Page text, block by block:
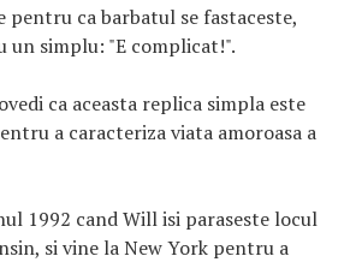
pentru ca barbatul se fastaceste,
un simplu: "E complicat!".
ca aceasta replica simpla este
a caracteriza viata amoroasa a
1992 cand Will isi paraseste locul
si vine la New York pentru a